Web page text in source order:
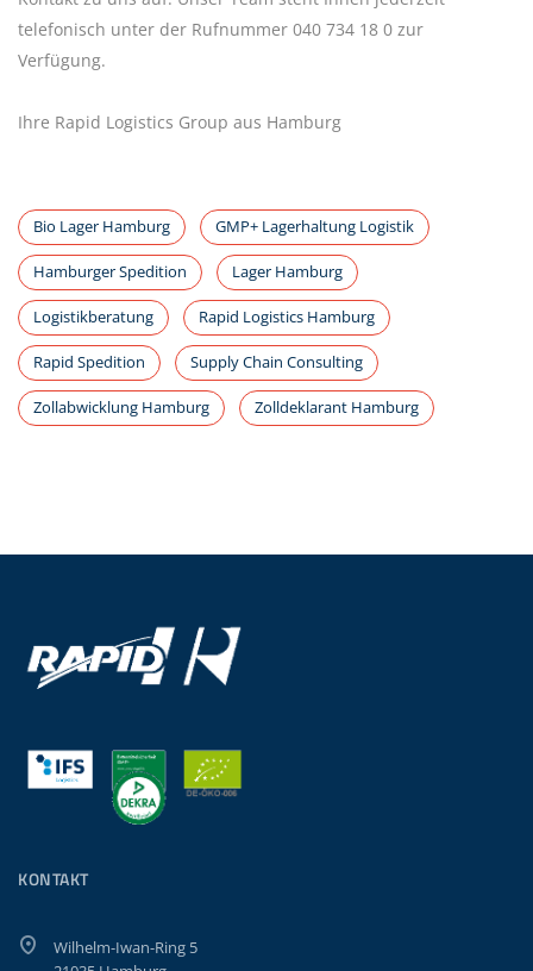
telefonisch unter der Rufnummer 040 734 18 0 zur
Verfügung.
Ihre Rapid Logistics Group aus Hamburg
Bio Lager Hamburg GMP+ Lagerhaltung Logistik
Hamburger Spedition Lager Hamburg
Logistikberatung Rapid Logistics Hamburg
Rapid Spedition Supply Chain Consulting
Zollabwicklung Hamburg Zolldeklarant Hamburg
KONTAKT
Wilhelm-Iwan-Ring 5